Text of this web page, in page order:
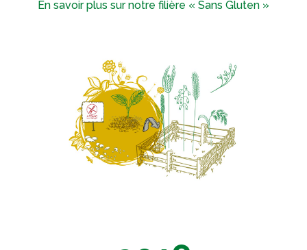
En savoir plus sur notre filière « Sans Gluten »